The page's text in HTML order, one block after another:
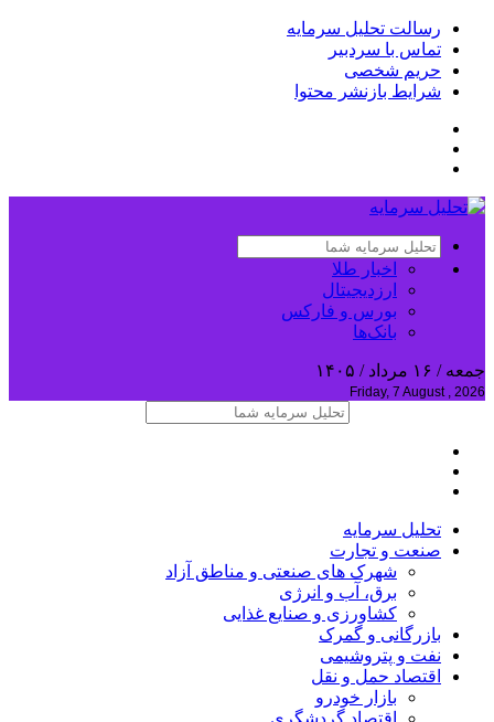
رسالت تحلیل سرمایه
تماس با سردبیر
حریم شخصی
شرایط بازنشر محتوا
اخبار طلا
ارزدیجیتال
بورس و فارکس
بانک‌ها
جمعه / ۱۶ مرداد / ۱۴۰۵
Friday, 7 August , 2026
تحلیل‌ سرمایه
صنعت و تجارت
شهرک های صنعتی و مناطق آزاد
برق، آب و انرژی
کشاورزی و صنایع غذایی
بازرگانی و گمرک
نفت و پتروشیمی
اقتصاد حمل و نقل
بازار خودرو
اقتصاد گردشگری